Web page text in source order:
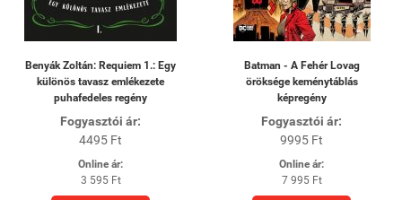
Benyák Zoltán: Requiem 1.: Egy
különös tavasz emlékezete
puhafedeles regény
Fogyasztói ár:
4495 Ft
Online ár:
3 595 Ft
Batman - A Fehér Lovag
öröksége keménytáblás
képregény
Fogyasztói ár:
9995 Ft
Online ár:
7 995 Ft